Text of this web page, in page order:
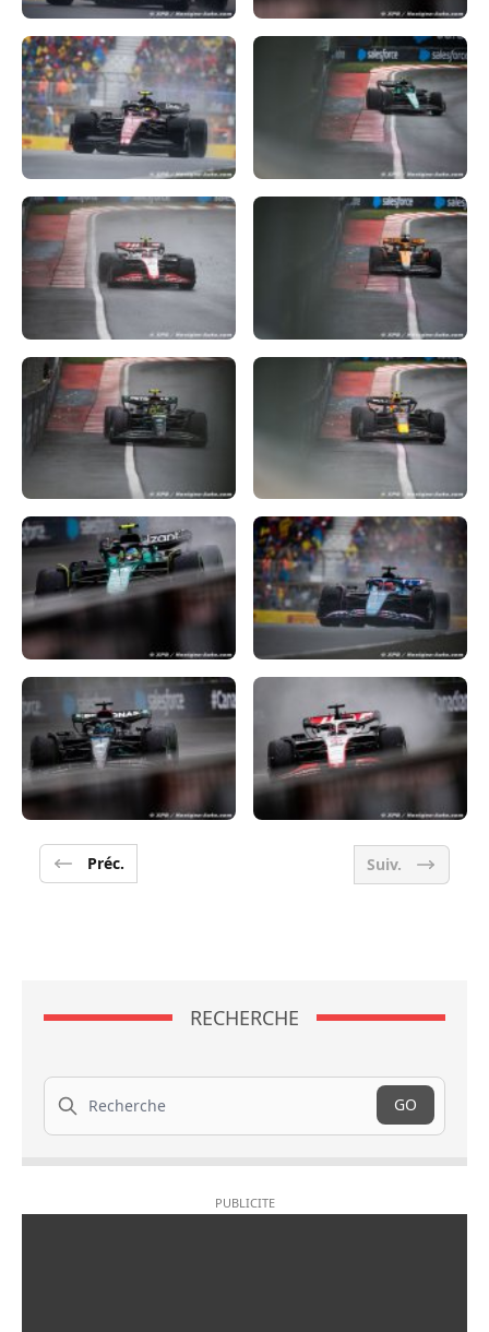
Préc. Suiv.
RECHERCHE
Recherche
GO